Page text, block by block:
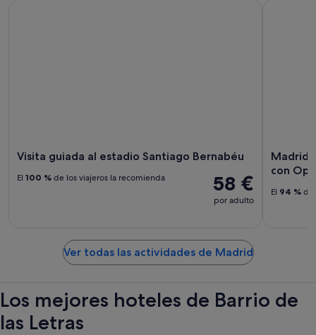
Visita guiada al estadio Santiago Bernabéu
58 €
por adulto
El 100 % de los viajeros la recomienda
Madrid:
con
El 94 % de
Ver todas las actividades de Madrid
Los mejores hoteles de Barrio de
las Letras